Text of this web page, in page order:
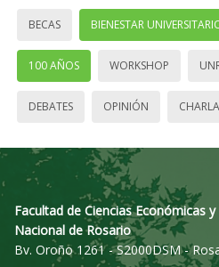
BECAS BIENESTAR
100 AÑOS WORKSHOP
DEBATES OPINIÓN
Facultad de Ciencias Económicas
Nacional de Rosario
Bv. Oroño 1261 - S2000DSM -